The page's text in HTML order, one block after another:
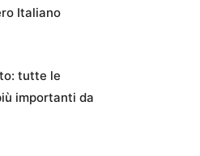
Italiano
tutte le
importanti da